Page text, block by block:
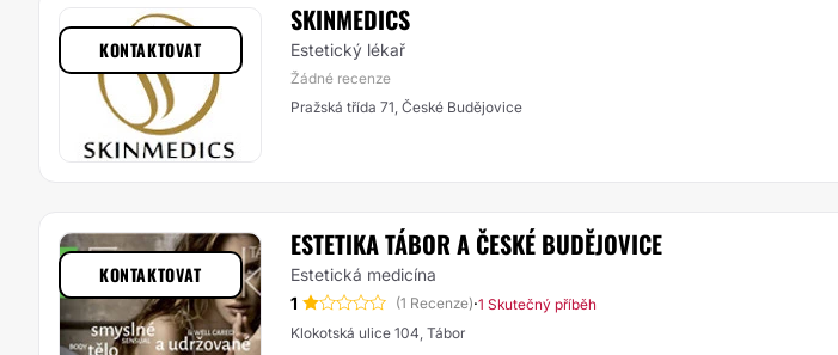
SKINMEDICS
Estetický lékař
Žádné recenze
Pražská třída 71, České Budějovice
KONTAKTOVAT
ESTETIKA TÁBOR A ČESKÉ BUDĚJOVICE
Estetická medicína
1
(1 Recenze)·1 Skutečný příběh
Klokotská ulice 104, Tábor
KONTAKTOVAT